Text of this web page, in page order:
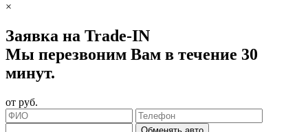
×
Заявка на Trade-IN
Мы перезвоним Вам в течение 30
минут.
от руб.